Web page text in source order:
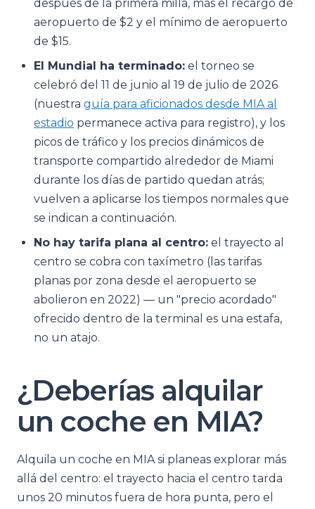
después de la primera milla, más el recargo de
aeropuerto de $2 y el mínimo de aeropuerto
de $15.
El Mundial ha terminado: el torneo se
celebró del 11 de junio al 19 de julio de 2026
(nuestra guía para aficionados desde MIA al
estadio permanece activa para registro), y los
picos de tráfico y los precios dinámicos de
transporte compartido alrededor de Miami
durante los días de partido quedan atrás;
vuelven a aplicarse los tiempos normales que
se indican a continuación.
No hay tarifa plana al centro: el trayecto al
centro se cobra con taxímetro (las tarifas
planas por zona desde el aeropuerto se
abolieron en 2022) — un "precio acordado"
ofrecido dentro de la terminal es una estafa,
no un atajo.
¿Deberías alquilar
un coche en MIA?
Alquila un coche en MIA si planeas explorar más
allá del centro: el trayecto hacia el centro tarda
unos 20 minutos fuera de hora punta, pero el